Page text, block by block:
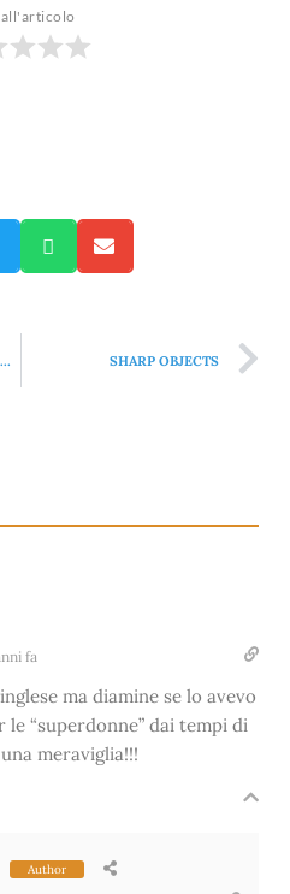
EXTREMELY WICKED, SHOCKINGLY EVIL AND VILE SHARP OBJECTS
fa
ma diamine se lo avevo
“superdonne” dai tempi di
meraviglia!!!
Author